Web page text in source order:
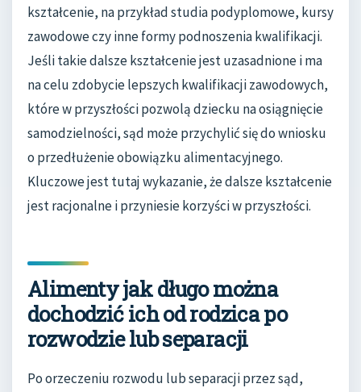
kształcenie, na przykład studia podyplomowe, kursy
zawodowe czy inne formy podnoszenia kwalifikacji.
Jeśli takie dalsze kształcenie jest uzasadnione i ma
na celu zdobycie lepszych kwalifikacji zawodowych,
które w przyszłości pozwolą dziecku na osiągnięcie
samodzielności, sąd może przychylić się do wniosku
o przedłużenie obowiązku alimentacyjnego.
Kluczowe jest tutaj wykazanie, że dalsze kształcenie
jest racjonalne i przyniesie korzyści w przyszłości.
Alimenty jak długo można
dochodzić ich od rodzica po
rozwodzie lub separacji
Po orzeczeniu rozwodu lub separacji przez sąd,